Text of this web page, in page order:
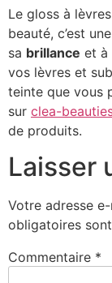
Le gloss à
beauté, c’est
sa brillance et à
vos lèvres et
teinte que vous
sur clea-
de produits.
Laisser
Votre adresse
obligatoires
Commentaire *